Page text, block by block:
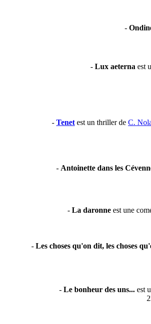
-
- Lux aeterna est
- Tenet est un thriller de C.
- Antoinette dans les
- La daronne est une
- Les choses qu'on dit, les choses
- Le bonheur des uns... est